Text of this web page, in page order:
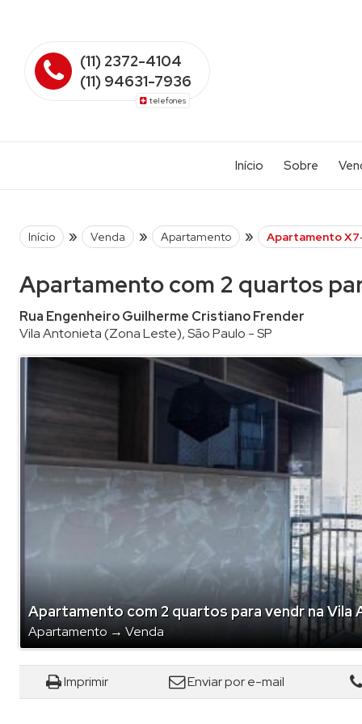
(11) 2372-4104
(11) 94631-7936
telefones
Início Sobre
Casa
Rural
Sala
Sítio
Início » Venda » Apartamento » Apartamento
Apartamento com 2 quartos
Rua Engenheiro Guilherme Cristiano Frender
Vila Antonieta(Zona Leste),São Paulo -SP
Apartamento com 2 quartos para vendr na Vila
Apartamento → Venda
Imprimir Enviar por e-mail